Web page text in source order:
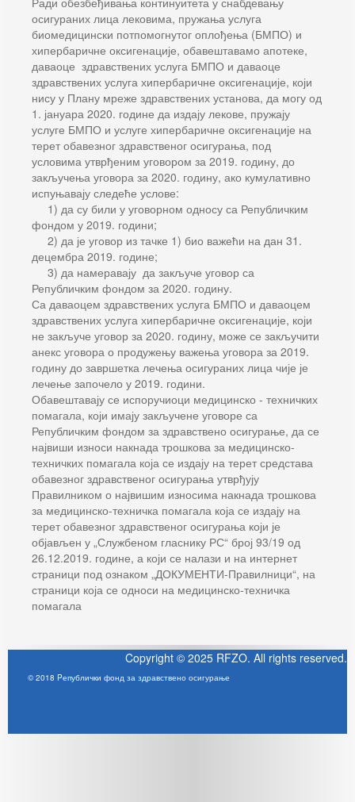
осигураних лица лековима, пружања услуга
биомедицински потпомогнутог оплођења (БМПО) и
хипербаричне оксигенације, обавештавамо апотеке,
даваоце здравствених услуга БМПО и даваоце
здравствених услуга хипербаричне оксигенације, који
нису у Плану мреже здравствених установа, да могу од
1. јануара 2020. године да издају лекове, пружају
услуге БМПО и услуге хипербаричне оксигенације на
терет обавезног здравственог осигурања, под
условима утврђеним уговором за 2019. годину, до
закључења уговора за 2020. годину, ако кумулативно
испуњавају следеће услове:
1) да су били у уговорном односу са Републичким
фондом у 2019. години;
2) да је уговор из тачке 1) био важећи на дан 31.
децембра 2019. године;
3) да намеравају да закључе уговор са
Републичким фондом за 2020. годину.
Са даваоцем здравствених услуга БМПО и даваоцем
здравствених услуга хипербаричне оксигенације, који
не закључе уговор за 2020. годину, може се закључити
анекс уговора о продужењу важења уговора за 2019.
годину до завршетка лечења осигураних лица чије је
лечење започело у 2019. години.
Обавештавају се испоручиоци медицинско - техничких
помагала, који имају закључене уговоре са
Републичким фондом за здравствено осигурање, да се
највиши износи накнада трошкова за медицинско-
техничких помагала која се издају на терет средстава
обавезног здравственог осигурања утврђују
Правилником о највишим износима накнада трошкова
за медицинско-техничка помагала која се издају на
терет обавезног здравственог осигурања који је
објављен у „Службеном гласнику РС“ број 93/19 од
26.12.2019. године, а који се налази и на интернет
страници под ознаком „ДОКУМЕНТИ-Правилници“, на
страници која се односи на медицинско-техничка
помагала
Copyright © 2025 RFZO. All rights reserved.
© 2018 Pепублички фонд за здравствено осигурање